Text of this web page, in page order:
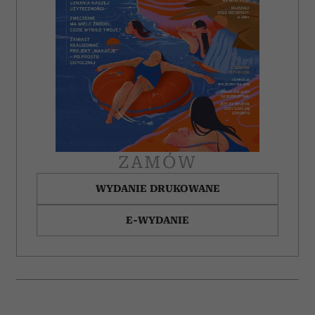
społecznościowym, reklamowym i analitycznym.
Partnerzy mogą połączyć te informacje z innymi danymi
otrzymanymi od Ciebie lub uzyskanymi podczas
korzystania z ich usług.
ZAMÓW
WYDANIE DRUKOWANE
E-WYDANIE